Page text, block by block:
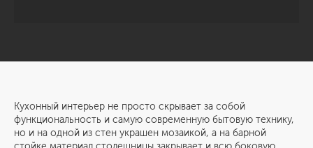
Кухонный интерьер не просто скрывает за собой
функциональность и самую современную бытовую технику,
но и на одной из стен украшен мозаикой, а на барной